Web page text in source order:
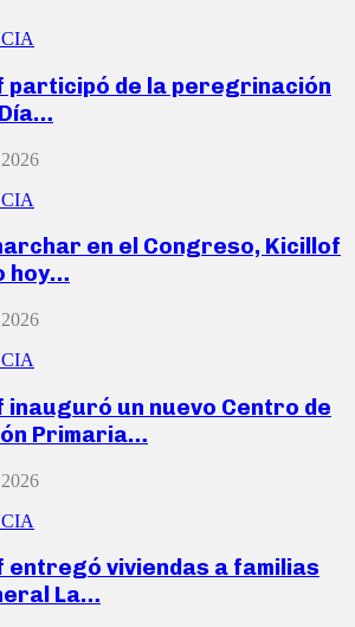
participó de la peregrinación
en el Congreso, Kicillof
hoy…
inauguró un nuevo Centro de
Primaria…
entregó viviendas a familias
La…